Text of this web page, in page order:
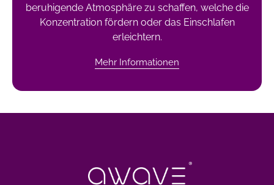
beruhigende Atmosphäre zu schaffen, welche die
Konzentration fördern oder das Einschlafen
erleichtern.
Mehr Informationen